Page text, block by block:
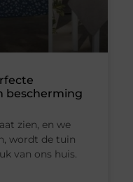
bescherming
zien, en we
wordt de tuin
van ons huis.